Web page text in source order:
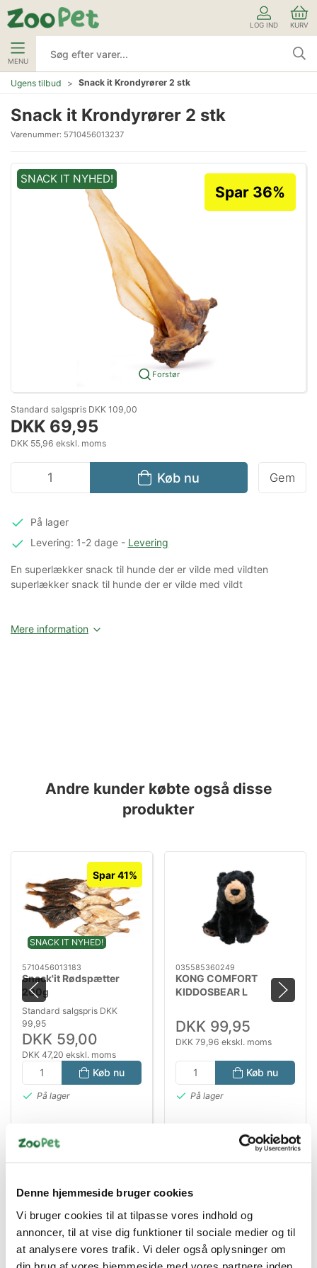
Denne hjemmeside bruger cookies
Vi bruger cookies til at tilpasse vores indhold og
annoncer, til at vise dig funktioner til sociale medier og til
at analysere vores trafik. Vi deler også oplysninger om
LOG IND KURV
MENU
Ugens tilbud Snack it Krondyrører 2 stk
Snack it Krondyrører 2 stk
Varenummer: 5710456013237
SNACK IT NYHED!
Forstør
Spar 36%
Standard salgspris DKK 109,00
DKK 69,95
DKK 55,96 ekskl. moms
Køb nu Gem
På lager
Levering: 1-2 dage- Levering
En superlækker snack til hunde der er vilde med vildten
superlækker snack til hunde der er vilde med vildt
Mere information
Andre kunder købte også disse
produkter
SNACK IT NYHED!
Spar 41%
5710456013183
Snack'it Rødspætter
200g
Standard salgspris DKK
99,95
DKK 59,00
DKK 47,20 ekskl. moms
Køb nu
På lager
035585360249
KONG COMFORT
KIDDOSBEAR L
DKK 99,95
DKK 79,96 ekskl. moms
Køb nu
På lager
Bestsælgende varer i Ugens tilbud